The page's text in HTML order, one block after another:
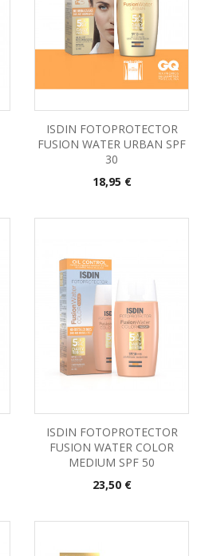
ISDIN FOTOPROTECTOR
FUSION WATER URBAN SPF
30
Precio
18,95 €
ISDIN FOTOPROTECTOR
FUSION WATER COLOR
MEDIUM SPF 50
Precio
23,50 €